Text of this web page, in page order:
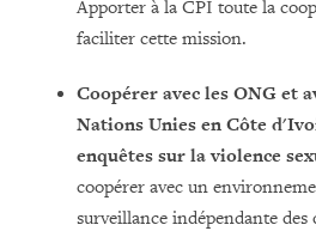
Apporter à la CPI toute la
faciliter cette mission.
Coopérer avec les ONG et
Nations Unies en Côte
enquêtes sur la violence
coopérer avec un
surveillance indépendante des